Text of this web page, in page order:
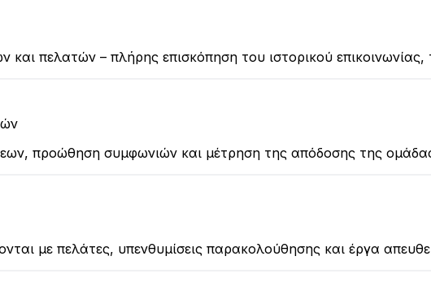
και πελατών – πλήρης επισκόπηση του ιστορικού
προώθηση συμφωνιών και μέτρηση της απόδοσης της
με πελάτες, υπενθυμίσεις παρακολούθησης και έργα